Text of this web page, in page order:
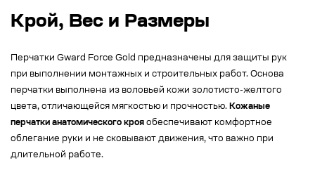
Крой, Вес и Размеры
Перчатки Gward Force Gold предназначены для защиты рук
при выполнении монтажных и строительных работ. Основа
перчатки выполнена из воловьей кожи золотисто-желтого
цвета, отличающейся мягкостью и прочностью. Кожаные
перчатки анатомического кроя обеспечивают комфортное
облегание руки и не сковывают движения, что важно при
длительной работе.